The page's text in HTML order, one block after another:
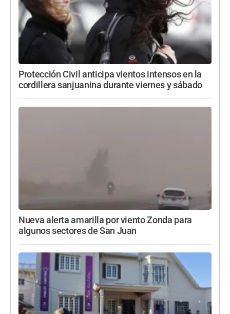
Protección Civil anticipa vientos intensos en la
cordillera sanjuanina durante viernes y sábado
Nueva alerta amarilla por viento Zonda para
algunos sectores de San Juan